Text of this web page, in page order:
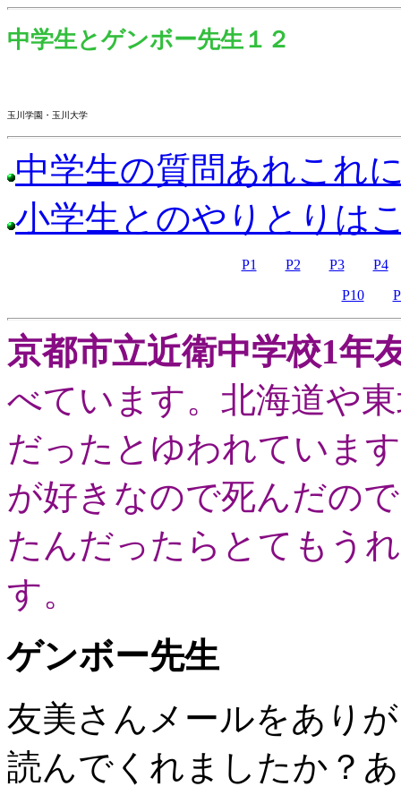
中学生とゲンボー先生１２
玉川学園・玉川大学
中学生の質問あれこれ
小学生とのやりとりは
P1 P2 P3
P4
P10
京都市立近衛中学校1年
べています。北海道や
だったとゆわれていま
が好きなので死んだの
たんだったらとてもう
す。
ゲンボー先生
友美さんメールをあり
読んでくれましたか？